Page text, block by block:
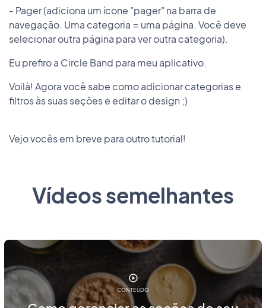
- Pager (adiciona um ícone "pager" na barra de
navegação. Uma categoria = uma página. Você deve
selecionar outra página para ver outra categoria).
Eu prefiro a Circle Band para meu aplicativo.
Voilà! Agora você sabe como adicionar categorias e
filtros às suas seções e editar o design ;)
Vejo vocês em breve para outro tutorial!
Vídeos semelhantes
CONTEÚDO